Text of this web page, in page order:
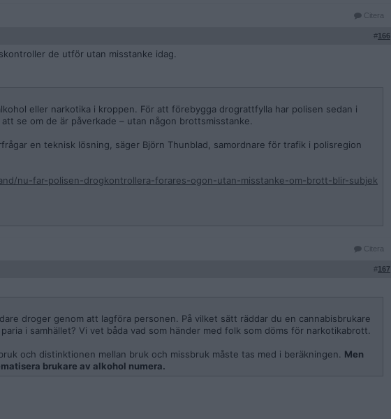
Citera
#166
de utför utan misstanke idag.
eller narkotika i kroppen. För att förebygga drograttfylla har polisen sedan i
se om de är påverkade – utan någon brottsmisstanke.
en teknisk lösning, säger Björn Thunblad, samordnare för trafik i polisregion
nu-far-polisen-drogkontrollera-forares-ogon-utan-misstanke-om-brott-blir-subjek
Citera
#167
droger genom att lagföra personen. På vilket sätt räddar du en cannabisbrukare
i samhället? Vi vet båda vad som händer med folk som döms för narkotikabrott.
och distinktionen mellan bruk och missbruk måste tas med i beräkningen. Men
brukare av alkohol numera.